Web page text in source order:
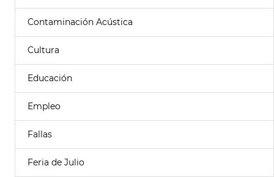
Contaminación Acústica
Cultura
Educación
Empleo
Fallas
Feria de Julio